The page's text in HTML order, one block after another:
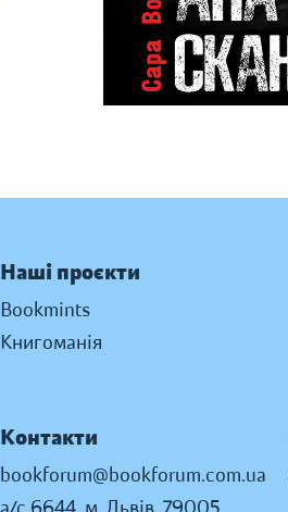
Наші проєкти
Bookmints
Книгоманія
Контакти
bookforum@bookforum.com.ua